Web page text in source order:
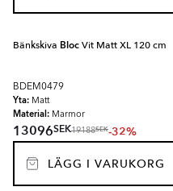
Bänkskiva BlocVit Matt XL 120 cm
BDEM0479
Yta: Matt
Material: Marmor
13096SEK19188SEK-32%
LÄGG I VARUKORG